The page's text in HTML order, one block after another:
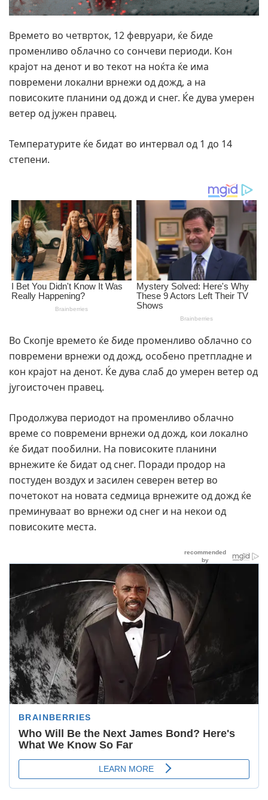
Времето во четврток, 12 февруари, ќе биде
променливо облачно со сончеви периоди. Кон
крајот на денот и во текот на ноќта ќе има
повремени локални врнежи од дожд, а на
повисоките планини од дожд и снег. Ќе дува умерен
ветер од јужен правец.
Температурите ќе бидат во интервал од 1 до 14
степени.
Во Скопје времето ќе биде променливо облачно со
повремени врнежи од дожд, особено претпладне и
кон крајот на денот. Ќе дува слаб до умерен ветер од
југоисточен правец.
Продолжува периодот на променливо облачно
време со повремени врнежи од дожд, кои локално
ќе бидат пообилни. На повисоките планини
врнежите ќе бидат од снег. Поради продор на
постуден воздух и засилен северен ветер во
почетокот на новата седмица врнежите од дожд ќе
преминуваат во врнежи од снег и на некои од
повисоките места.